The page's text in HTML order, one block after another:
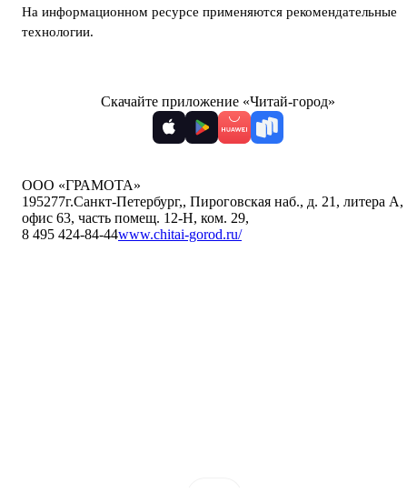
На информационном ресурсе применяются рекомендательные
технологии.
Скачайте приложение «Читай-город»
ООО «ГРАМОТА»
195277г.Санкт-Петербург,, Пироговская наб., д. 21, литера А,
офис 63, часть помещ. 12-Н, ком. 29,
8 495 424-84-44www.chitai-gorod.ru/